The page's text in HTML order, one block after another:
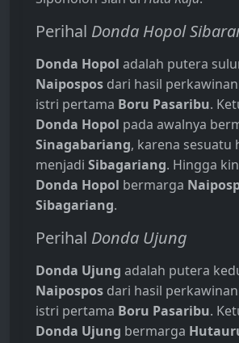
Perihal Donda Hopol
Donda Hopol adalah putera
Naipospos dari hasil
istri pertama Boru Pasaribu.
Donda Hopol pada awalnya
Sinagabariang, karena sesuatu
menjadi Sibagariang. Hingga
Donda Hopol bermarga
Sibagariang.
Perihal Donda Ujung
Donda Ujung adalah putera
Naipospos dari hasil
istri pertama Boru Pasaribu.
Donda Ujung bermarga